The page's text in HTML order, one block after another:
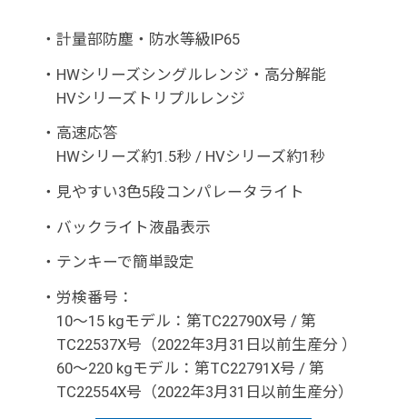
・ 計量部防塵・防水等級IP65
・ HWシリーズシングルレンジ・高分解能
HVシリーズトリプルレンジ
・ 高速応答
HWシリーズ約1.5秒 / HVシリーズ約1秒
・ 見やすい3色5段コンパレータライト
・ バックライト液晶表示
・ テンキーで簡単設定
・ 労検番号：
10～15 kgモデル：第TC22790X号 / 第
TC22537X号（2022年3月31日以前生産分 ）
60～220 kgモデル：第TC22791X号 / 第
TC22554X号（2022年3月31日以前生産分）